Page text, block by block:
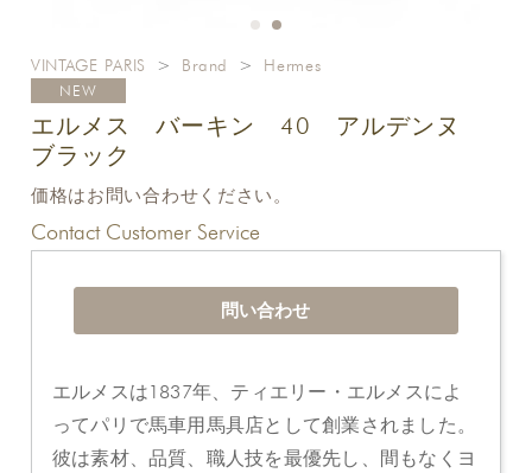
VINTAGE PARIS > Brand > Hermes
NEW
エルメス バーキン 40 アルデンヌ
ブラック
価格はお問い合わせください。
Contact Customer Service
問い合わせ
エルメスは1837年、ティエリー・エルメスによ
ってパリで馬車用馬具店として創業されました。
彼は素材、品質、職人技を最優先し、間もなくヨ